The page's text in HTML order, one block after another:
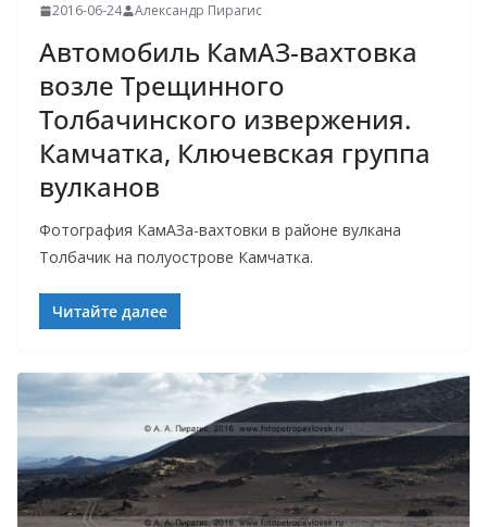
2016-06-24 Александр Пирагис
Автомобиль КамАЗ-вахтовка
возле Трещинного
Толбачинского извержения.
Камчатка, Ключевская группа
вулканов
Фотография КамАЗа-вахтовки в районе вулкана
Толбачик на полуострове Камчатка.
Читайте далее